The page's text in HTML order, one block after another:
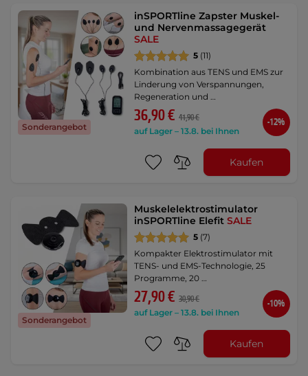
Sonderangebot
inSPORTline Zapster Muskel-
und Nervenmassagegerät
SALE
5 (11)
Kombination aus TENS und EMS zur
Linderung von Verspannungen,
Regeneration und …
36,90 € 41,90 €
auf Lager – 13.8. bei Ihnen
-12%
Kaufen
Sonderangebot
Muskelelektrostimulator
inSPORTline ElefitSALE
5 (7)
Kompakter Elektrostimulator mit
TENS- und EMS-Technologie, 25
Programme, 20 …
27,90 € 30,90 €
auf Lager – 13.8. bei Ihnen
-10%
Kaufen